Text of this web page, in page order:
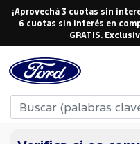
¡Aprovechá 3 cuotas sin
6 cuotas sin interés en
GRATIS.